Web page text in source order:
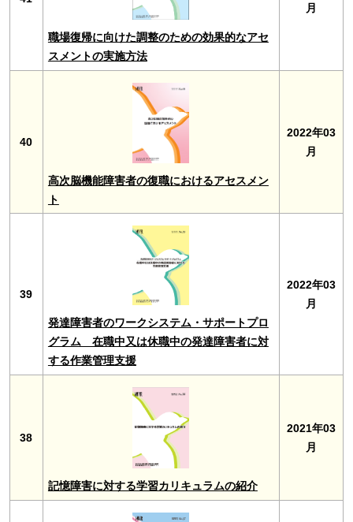
職場復帰に向けた調整のための効果的なアセ
スメントの実施方法
月
40
高次脳機能障害者の復職におけるアセスメン
ト
2022年03
月
39
発達障害者のワークシステム・サポートプロ
グラム 在職中又は休職中の発達障害者に対
する作業管理支援
2022年03
月
38
記憶障害に対する学習カリキュラムの紹介
2021年03
月